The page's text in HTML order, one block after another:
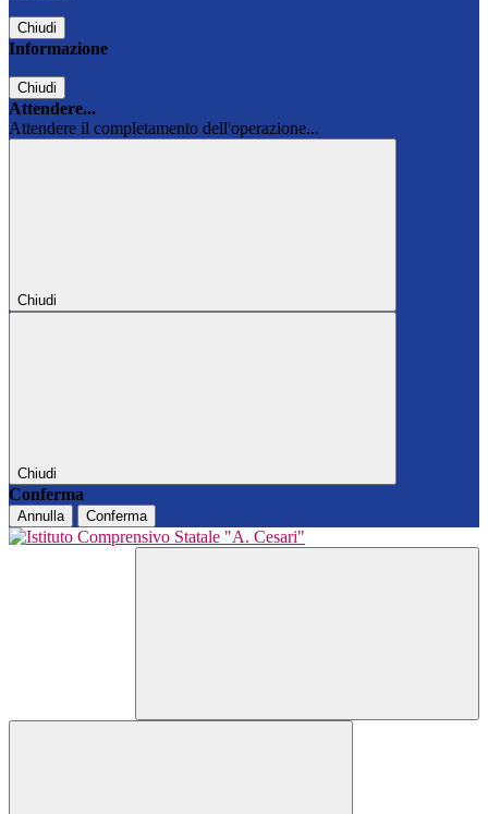
Chiudi
Informazione
Chiudi
Attendere...
Attendere il completamento dell'operazione...
Chiudi
Chiudi
Conferma
Annulla Conferma